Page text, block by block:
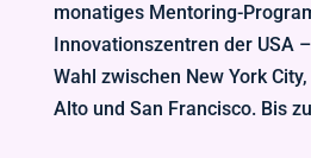
monatiges Mentoring-
Innovationszentren der USA
Wahl zwischen New York
Alto und San Francisco. Bis